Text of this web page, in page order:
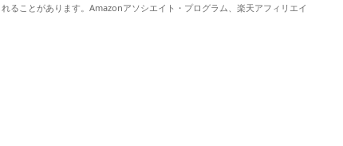
ることがあります。Amazonアソシエイト・プログラム、楽天アフィリエイ